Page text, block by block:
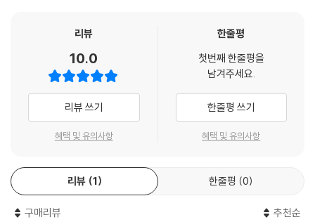
언제나고 눈을 뜨면 가슴이 열린 채로
묶여 있었다 누가 인간을 나무처럼 만드는지 알 수 없었지만
푸른 간격으로 떨고만 있는 아이들에게
안대라도 씌우고 싶었다
_성동혁 시 〈측백나무〉의 일부
지금도 병원에 가면 소아과 의사가 담당의라고 한다. 병원에 입원했다 퇴
원할 때마다 소아 병동의 아이들에게 마음을 두고 나왔다. 그런 경험 때문
인지 시인은 아이들도 볼 수 있는 그림책에 관심이 많았다. 처음엔 병원 생
와 그림이 있는 이 아름다운 이야기가 증명하고 있다.
- 정용준 (소설가)
어떤 옆은 사라지고 어떤 옆은 남는다. 마지막까지 남아서 곁이 되어 주는
옆도 있다. 성동혁이 쓰고 다안이 그린 시 그림책 《나 너희 옆집 살아》를 읽
는 것은 옆을 살피는 일이다. 당장 옆에 없어도 곁에 있는 존재가 있다는 역
음’을 ‘함께함’으로 만드는 이들을 그려내는 다안의 붓끝은 온통 초록이다.
이 책을 읽으면 기꺼이 누군가의 옆이, 옆집이 되고 싶다는 바람을 품게 될
것이다. 우리는 모두 누군가의 옆집에 산다.
리뷰
10.0
리뷰 쓰기
혜택 및 유의사항
한줄평
첫번째 한줄평을
남겨주세요.
한줄평 쓰기
혜택 및 유의사항
리뷰 1 한줄평 0
구매리뷰 추천순